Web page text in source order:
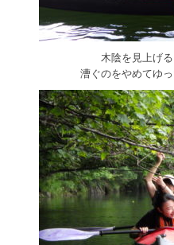
木陰を見上げ
漕ぐのをやめてゆ